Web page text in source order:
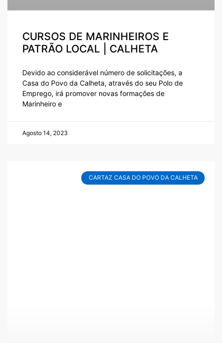
CURSOS DE MARINHEIROS E
PATRÃO LOCAL | CALHETA
Devido ao considerável número de solicitações, a
Casa do Povo da Calheta, através do seu Polo de
Emprego, irá promover novas formações de
Marinheiro e
Agosto 14, 2023
CARTAZ CASA DO POVO DA CALHETA